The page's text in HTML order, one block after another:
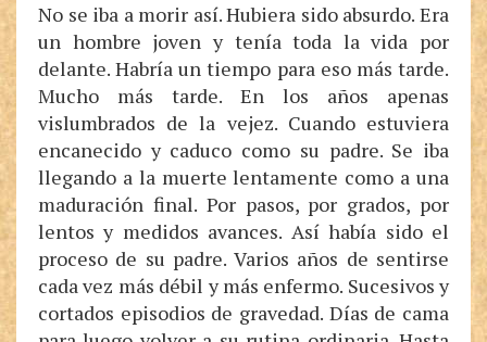
No se iba a morir así. Hubiera sido absurdo. Era
un hombre joven y tenía toda la vida por
delante. Habría un tiempo para eso más tarde.
Mucho más tarde. En los años apenas
vislumbrados de la vejez. Cuando estuviera
encanecido y caduco como su padre. Se iba
llegando a la muerte lentamente como a una
maduración final. Por pasos, por grados, por
lentos y medidos avances. Así había sido el
proceso de su padre. Varios años de sentirse
cada vez más débil y más enfermo. Sucesivos y
cortados episodios de gravedad. Días de cama